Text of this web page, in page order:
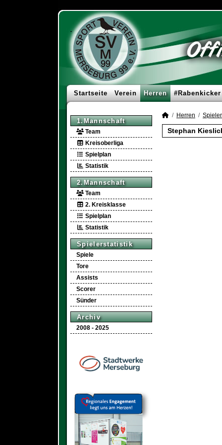
Startseite Verein Herren #Rabenkicker
1.Mannschaft
Team
Kreisoberliga
Spielplan
Statistik
2.Mannschaft
Team
2. Kreisklasse
Spielplan
Statistik
Spielerstatistik
Spiele
Tore
Assists
Scorer
Sünder
Archiv
2008 - 2025
Herren
Stephan